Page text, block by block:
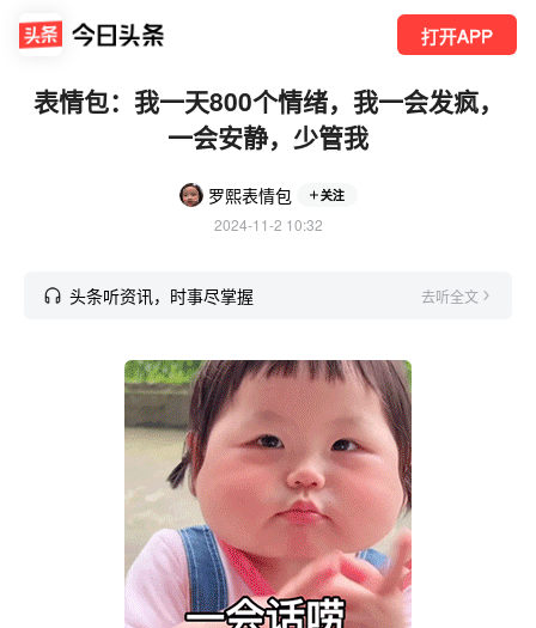
打开APP
表情包：我一天800个情绪，我一会发疯，
一会安静，少管我
罗熙表情包 关注
2024-11-2 10:32
头条听资讯，时事尽掌握 去听全文